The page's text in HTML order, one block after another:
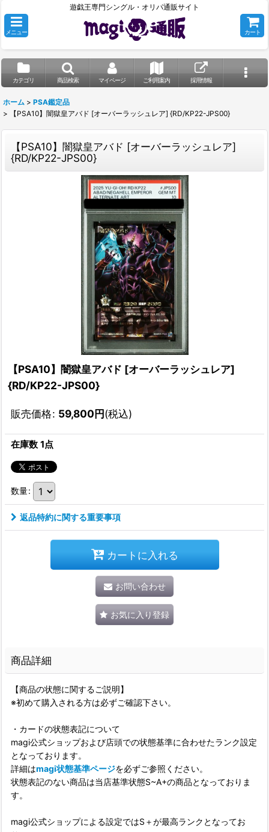
遊戯王専門シングル・オリパ通販サイト
メニュー カート
カテゴリ 商品検索 マイページ ご利用案内 採用情報
ホーム > PSA鑑定品
>
【PSA10】闇獄皇アバド [オーバーラッシュレア] {RD/KP22-JPS00}
【PSA10】闇獄皇アバド [オーバーラッシュレア]
{RD/KP22-JPS00}
【PSA10】闇獄皇アバド [オーバーラッシュレア]
{RD/KP22-JPS00}
販売価格: 59,800円(税込)
在庫数 1点
数量:
返品特約に関する重要事項
カートに入れる
お問い合わせ
お気に入り登録
商品詳細
【商品の状態に関するご説明】
※初めて購入される方は必ずご確認下さい。
・カードの状態表記について
magi公式ショップおよび店頭での状態基準に合わせたランク設定
となっております。
詳細はmagi状態基準ページを必ずご参照ください。
状態表記のない商品は当店基準状態S~A+の商品となっておりま
す。
magi公式ショップによる設定ではS＋が最高ランクとなってお